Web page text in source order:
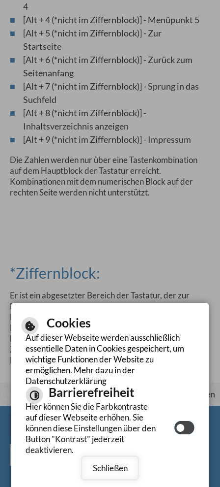
4
[Alt + 4 (*nicht im Ziffernblock)] - Menüpunkt 5
[Alt + 5 (*nicht im Ziffernblock)] - Zur
Startseite
[Alt + 6 (*nicht im Ziffernblock)] - Zurück zum
Seitenanfang
[Alt + 7 (*nicht im Ziffernblock)] - Sprung in das
Suchfeld
[Alt + 8 (*nicht im Ziffernblock)] -
Inhaltsverzeichnis anzeigen
[Alt + 9 (*nicht im Ziffernblock)] - Impressum
Die Zahlen werden nur über eine Tastenkombination
auf dem Hauptblock der Tastatur erreicht.
Kombinationen mit dem numerischen Block auf der
rechten Seite werden nicht unterstützt.
*Ziffernblock:
Er ist ein abgesetzter Bereich der Tastatur, der zur
Eingabe von Rechenoperatoren und Ziffern dient.
Der Ziffernblock (auch Zehnerblock,
Nummernblock, NumPad oder Num-Block)
bezeichnet. Bei handelsüblichen Tastaturen ist der
Ziffernblock rechts neben des normalen
Eingabebereiches angeordnet.
Seite Drucken
Barrierefreiheit
Leichte Sprache
Gebärdensprache
Cookies
Auf dieser Webseite werden ausschließlich
essentielle Daten in Cookies gespeichert, um
wichtige Funktionen der Website zu
ermöglichen. Mehr dazu in der
Datenschutzerklärung
Barrierefreiheit
Hier können Sie die Farbkontraste
auf dieser Webseite erhöhen. Sie
können diese Einstellungen über den
Button "Kontrast" jederzeit
deaktivieren.
Schließen